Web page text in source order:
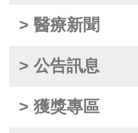
> 醫療新聞
> 公告訊息
> 獲獎專區